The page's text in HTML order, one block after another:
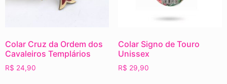
Colar Cruz da Ordem dos
Cavaleiros Templários
R$ 24,90
Colar Signo de Touro
Unissex
R$ 29,90